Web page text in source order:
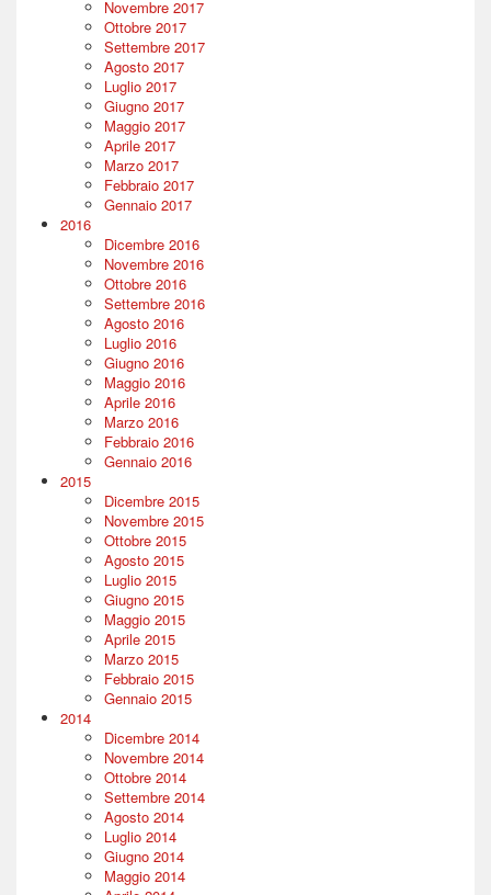
Novembre 2017
Ottobre 2017
Settembre 2017
Agosto 2017
Luglio 2017
Giugno 2017
Maggio 2017
Aprile 2017
Marzo 2017
Febbraio 2017
Gennaio 2017
2016
Dicembre 2016
Novembre 2016
Ottobre 2016
Settembre 2016
Agosto 2016
Luglio 2016
Giugno 2016
Maggio 2016
Aprile 2016
Marzo 2016
Febbraio 2016
Gennaio 2016
2015
Dicembre 2015
Novembre 2015
Ottobre 2015
Agosto 2015
Luglio 2015
Giugno 2015
Maggio 2015
Aprile 2015
Marzo 2015
Febbraio 2015
Gennaio 2015
2014
Dicembre 2014
Novembre 2014
Ottobre 2014
Settembre 2014
Agosto 2014
Luglio 2014
Giugno 2014
Maggio 2014